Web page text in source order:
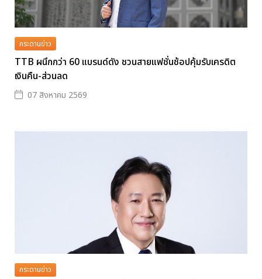
กระดานข่าว
TTB ผนึกกว่า 60 แบรนด์ดัง ชวนสายแฟชั่นช้อปคุ้มรับเครดิต
เงินคืน-ส่วนลด
07 สิงหาคม 2569
กระดานข่าว